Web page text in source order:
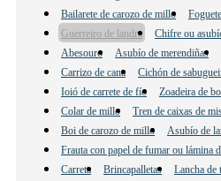
Bailarete de carozo de millo
Guerreiro de landra
Chifre ou
Abesouro
Asubío de merendiñas
Carrizo de cana
Cichón de
Ioió de carrete de fío
Zoadeira de
Colar de millo
Tren de caixas de
Boi de carozo de millo
Asubío de
Frauta con papel de fumar ou lámina
Carreta
Brincapalletas Lancha de